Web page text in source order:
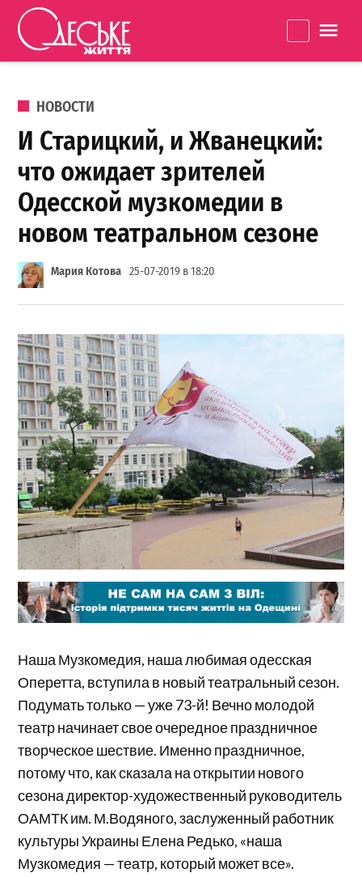
Перейти к содержанию
життя
ОПУБЛИКОВАНО В
НОВОСТИ
И Старицкий, и Жванецкий:
что ожидает зрителей
Одесской музкомедии в
новом театральном сезоне
Мария Котова 25-07-2019 в 18:20
Наша Музкомедия, наша любимая одесская
Оперетта, вступила в новый театральный сезон.
Подумать только — уже 73-й! Вечно молодой
театр начинает свое очередное праздничное
творческое шествие. Именно праздничное,
потому что, как сказала на открытии нового
сезона директор-художественный руководитель
ОАМТК им. М.Водяного, заслуженный работник
культуры Украины Елена Редько, «наша
Музкомедия — театр, который может все».